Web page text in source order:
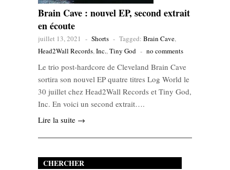
Brain Cave : nouvel EP, second extrait
en écoute
juillet 13, 2021 - Shorts - Tagged: Brain Cave,
Head2Wall Records,Inc.,Tiny God - no comments
Le trio post-hardcore de Cleveland Brain Cave
sortira son nouvel EP quatre titres Log World le
30 juillet chez Head2Wall Records et Tiny God,
Inc. En voici un second extrait….
Lire la suite →
CHERCHER